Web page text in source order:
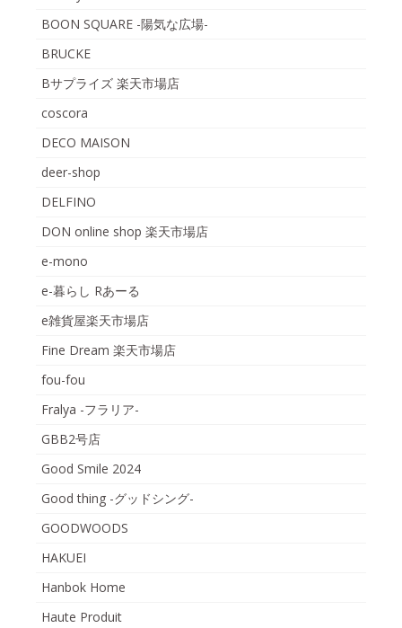
BOON SQUARE -陽気な広場-
BRUCKE
Bサプライズ 楽天市場店
coscora
DECO MAISON
deer-shop
DELFINO
DON online shop 楽天市場店
e-mono
e-暮らし Rあーる
e雑貨屋楽天市場店
Fine Dream 楽天市場店
fou-fou
Fralya -フラリア-
GBB2号店
Good Smile 2024
Good thing -グッドシング-
GOODWOODS
HAKUEI
Hanbok Home
Haute Produit